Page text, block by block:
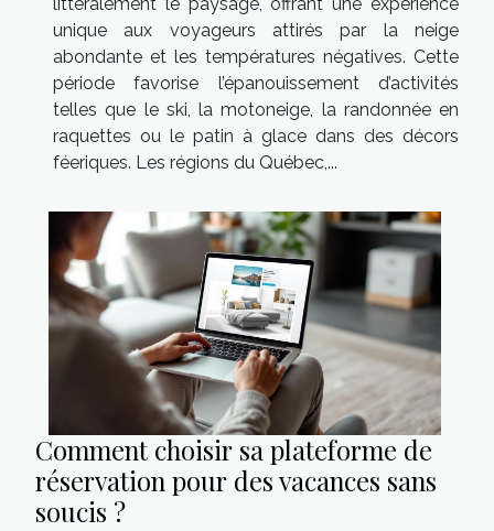
unique aux voyageurs attirés par la neige
abondante et les températures négatives. Cette
période favorise l’épanouissement d’activités
telles que le ski, la motoneige, la randonnée en
raquettes ou le patin à glace dans des décors
féeriques. Les régions du Québec,...
Comment choisir sa plateforme de
réservation pour des vacances sans
soucis ?